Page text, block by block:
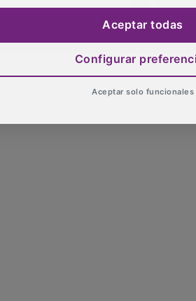
Aceptar todas
Configurar
Aceptar solo funcionales